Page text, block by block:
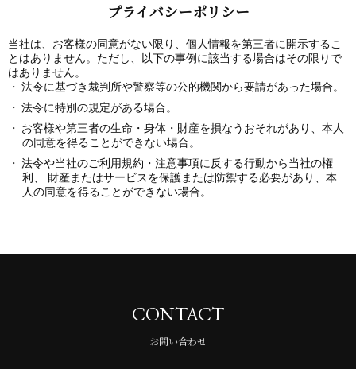
プライバシーポリシー
当社は、お客様の同意がない限り、個人情報を第三者に開示するこ
とはありません。ただし、以下の事例に該当する場合はその限りで
はありません。
法令に基づき裁判所や警察等の公的機関から要請があった場合。
法令に特別の規定がある場合。
お客様や第三者の生命・身体・財産を損なうおそれがあり、本人
の同意を得ることができない場合。
法令や当社のご利用規約・注意事項に反する行動から当社の権
利、 財産またはサービスを保護または防禦する必要があり、本
人の同意を得ることができない場合。
CONTACT
お問い合わせ